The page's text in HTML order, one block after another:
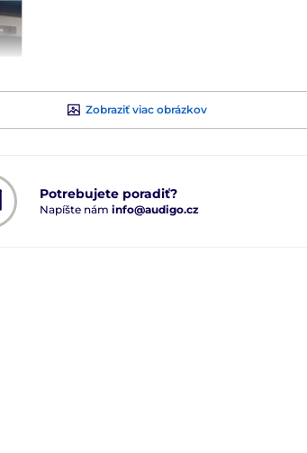
Zobraziť viac obrázkov
Potrebujete poradiť?
Napíšte nám info@audigo.cz